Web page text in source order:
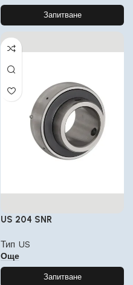
Запитване
US 204 SNR
Тип US
Още
Запитване